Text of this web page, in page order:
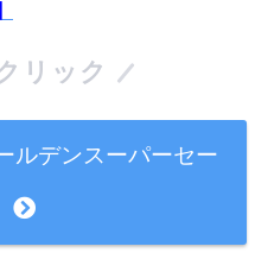
リック
ルデンスーパーセー